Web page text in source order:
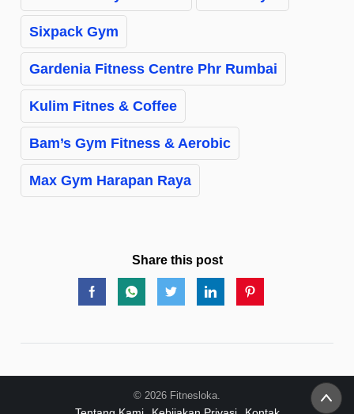
Sixpack Gym
Gardenia Fitness Centre Phr Rumbai
Kulim Fitnes & Coffee
Bam’s Gym Fitness & Aerobic
Max Gym Harapan Raya
Share this post
© 2026 Fitnesloka.